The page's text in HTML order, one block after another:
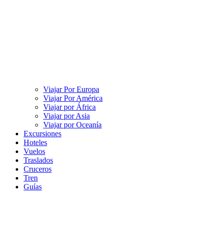
Viajar Por Europa
Viajar Por América
Viajar por África
Viajar por Asia
Viajar por Oceanía
Excursiones
Hoteles
Vuelos
Traslados
Cruceros
Tren
Guías